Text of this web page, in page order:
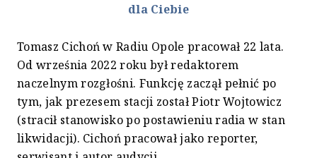
dla Ciebie
Tomasz Cichoń w Radiu Opole pracował 22 lata.
Od września 2022 roku był redaktorem
naczelnym rozgłośni. Funkcję zaczął pełnić po
tym, jak prezesem stacji został Piotr Wojtowicz
(stracił stanowisko po postawieniu radia w stan
likwidacji). Cichoń pracował jako reporter,